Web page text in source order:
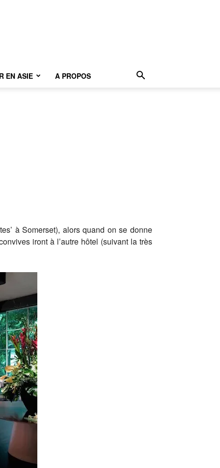
EN ASIE A PROPOS
à Somerset), alors quand on se donne
iront à l’autre hôtel (suivant la très